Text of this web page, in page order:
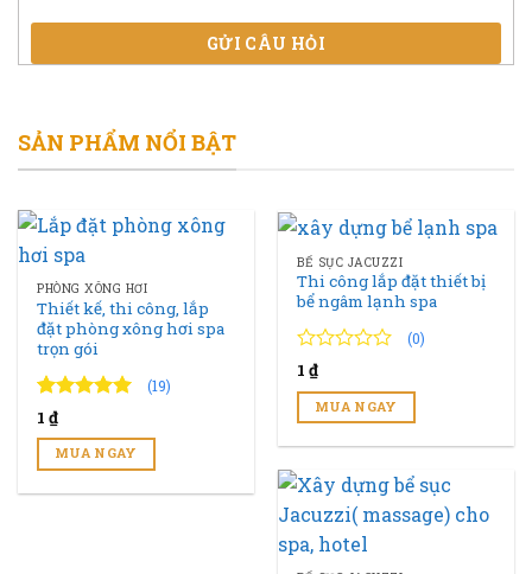
GỬI CÂU HỎI
SẢN PHẨM NỔI BẬT
PHÒNG XÔNG HƠI
Thiết kế, thi công, lắp
đặt phòng xông hơi spa
trọn gói
4.89
19
đánh giá
(19)
1₫
MUA NGAY
BỂ SỤC JACUZZI
Thi công lắp đặt thiết bị
bể ngâm lạnh spa
0
trên
0
đánh
(0)
1₫
MUA NGAY